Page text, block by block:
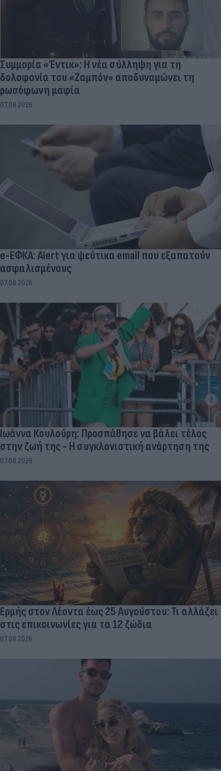
Συμμορία «Έντικ»: Η νέα σύλληψη για τη
δολοφονία του «Ζαμπόν» αποδυναμώνει τη
ρωσόφωνη μαφία
07.08.2026
e-ΕΦΚΑ: Alert για ψεύτικα email που εξαπατούν
ασφαλισμένους
07.08.2026
Ιωάννα Κουλούρη: Προσπάθησε να βάλει τέλος
στην ζωή της - Η συγκλονιστική ανάρτηση της
07.08.2026
Ερμής στον Λέοντα έως 25 Αυγούστου: Τι αλλάζει
στις επικοινωνίες για τα 12 ζώδια
07.08.2026